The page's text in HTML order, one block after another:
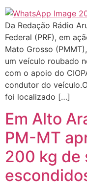
Da Redação Rádio
Federal (PRF), em
Mato Grosso
um veículo roubado
com o apoio do
condutor do
foi localizado […]
Em Alto
PM-MT
200 kg de